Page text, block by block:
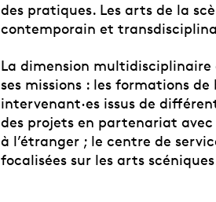
des pratiques. Les arts de la
contemporain et
La dimension
ses missions : les formations
intervenant·es issus de
des projets en partenariat
à l’étranger ; le centre de
focalisées sur les arts